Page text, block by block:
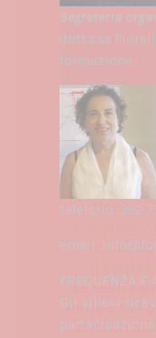
Segreteria
dott.ssa
formazione
telefono: 392
email:
FREQUENZA E
Gli allievi
Sostenere
Uomo
riquadro,
Le scelte
mille e del 5
sono in